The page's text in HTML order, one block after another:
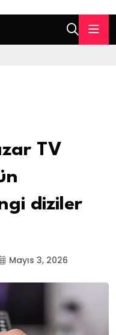
TV
diziler
Mayıs 3, 2026